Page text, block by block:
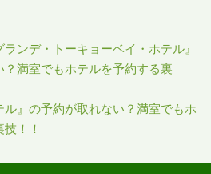
ランデ・トーキョーベイ・ホテル』
満室でもホテルを予約する裏
ル』の予約が取れない？満室でもホ
！！